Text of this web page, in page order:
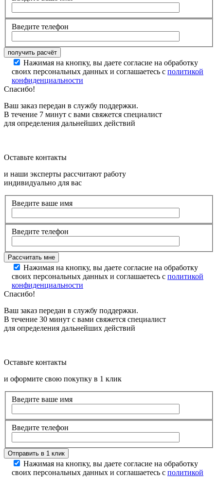
Введите телефон
Нажимая на кнопку, вы даете согласие на обработку
своих персональных данных и соглашаетесь с политикой
конфиденциальности
Спасибо!
Ваш заказ передан в службу поддержки.
В течение 7 минут с вами свяжется специалист
для определения дальнейших действий
Оставьте контакты
и наши эксперты рассчитают работу
индивидуально для вас
Введите ваше имя
Введите телефон
Нажимая на кнопку, вы даете согласие на обработку
своих персональных данных и соглашаетесь с политикой
конфиденциальности
Спасибо!
Ваш заказ передан в службу поддержки.
В течение 30 минут с вами свяжется специалист
для определения дальнейших действий
Оставьте контакты
и оформите свою покупку в 1 клик
Введите ваше имя
Введите телефон
Нажимая на кнопку, вы даете согласие на обработку
своих персональных данных и соглашаетесь с политикой